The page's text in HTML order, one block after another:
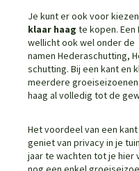
Je kunt er ook voor
klaar haag te kopen. Een
wellicht ook wel onder de
namen Hederaschutting,
schutting. Bij een kant en
meerdere
haag al volledig tot de
Het voordeel van een
geniet van privacy in je
jaar te wachten tot je hier